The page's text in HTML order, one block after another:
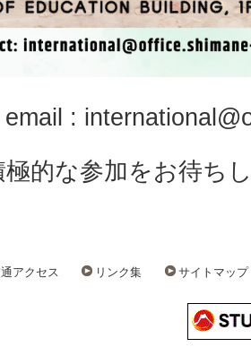
:
極的な参加をお待ち
アクセス リンク集 サイトマップ